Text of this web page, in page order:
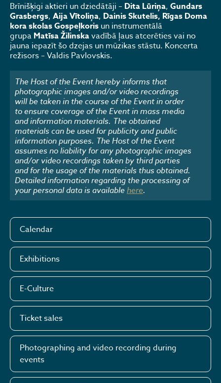
Brīnišķigi aktieri un dziedātāji – Dita Lūriņa, Gundars
Grasbergs, Aija Vītoliņa, Dainis Skutelis, Rīgas Doma
kora skolas Gospeļkoris un instrumentālā
grupa Matīsa Žilinskavadībā ļaus atcerēties vai no
jauna iepazīt šo dzejas un mūzikas stāstu. Koncerta
režisors – Valdis Pavlovskis.
The Host of the Event hereby informs that
photographic images and/or video recordings
will be taken in the course of the Event in order
to ensure coverage of the Event in mass media
and information materials. The obtained
materials can be used for publicity and public
information purposes. The Host of the Event
assumes no liability for any photographic images
and/or video recordings taken by third parties
and for the usage of the materials thus obtained.
Detailed information regarding the processing of
your personal data is availablehere.
Calendar
Exhibitions
E-Culture
Ticket sales
Photographing and video recording during
events